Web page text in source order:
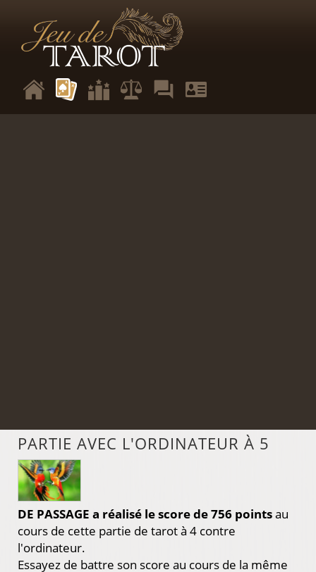
PARTIE AVEC L'ORDINATEUR À 5
DE PASSAGE a réalisé le score de 756 pointsau
cours de cette partie de tarot à 4 contre
l'ordinateur.
Essayez de battre son score au cours de la même